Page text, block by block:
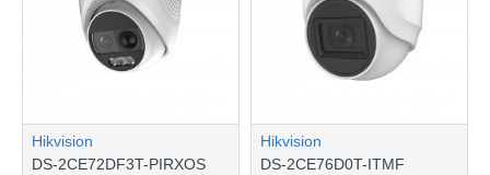
Hikvision
DS-2CE72DF3T-PIRXOS
Hikvision
DS-2CE76D0T-ITMF